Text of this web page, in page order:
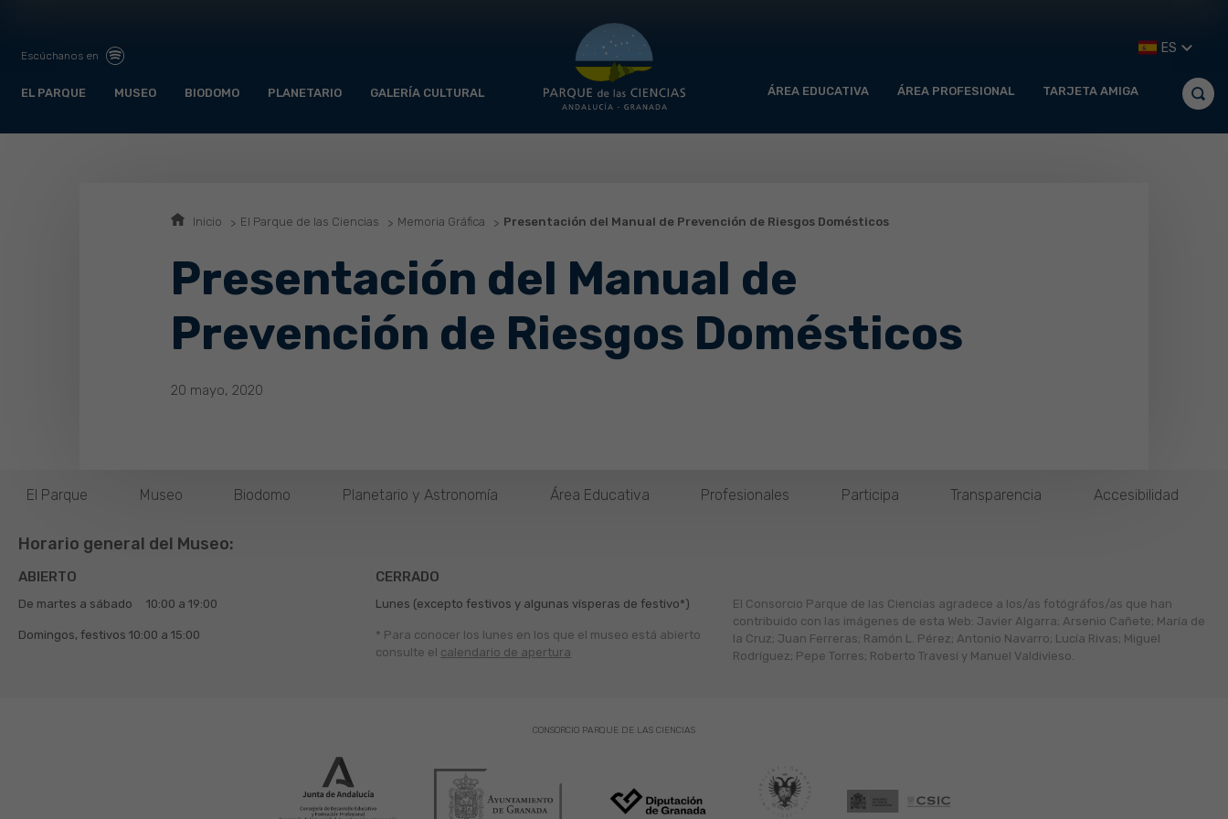
Escúchanos en
EL PARQUE MUSEO BIODOMO PLANETARIO GALERÍA CULTURAL ÁREA EDUCATIVA ÁREA PROFESIONAL TARJETA AMIGA
ES
Inicio El Parque de las Ciencias Memoria Gráfica Presentación del Manual de Prevención de Riesgos Domésticos
Presentación del Manual de
Prevención de Riesgos Domésticos
20 mayo, 2020
El Parque Museo Biodomo Planetario y Astronomía Área Educativa Profesionales Participa Transparencia Accesibilidad
Horario general del Museo:
ABIERTO
De martes a sábado 10:00 a 19:00
Domingos, festivos 10:00 a 15:00
CERRADO
Lunes (excepto festivos y algunas vísperas de festivo*)
* Para conocer los lunes en los que el museo está abierto
consulte el calendario de apertura
El Consorcio Parque de las Ciencias agradece a los/as fotógráfos/as que han
contribuido con las imágenes de esta Web: Javier Algarra; Arsenio Cañete; María de
la Cruz; Juan Ferreras; Ramón L. Pérez; Antonio Navarro; Lucía Rivas; Miguel
Rodríguez; Pepe Torres; Roberto Travesí y Manuel Valdivieso.
CONSORCIO PARQUE DE LAS CIENCIAS